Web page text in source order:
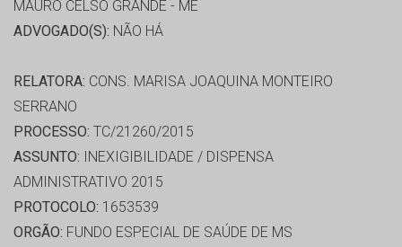
MAURO CELSO GRANDE - ME
ADVOGADO(S): NÃO HÁ
RELATORA: CONS. MARISA JOAQUINA MONTEIRO
SERRANO
PROCESSO: TC/21260/2015
ASSUNTO: INEXIGIBILIDADE / DISPENSA
ADMINISTRATIVO 2015
PROTOCOLO: 1653539
ORGÃO: FUNDO ESPECIAL DE SAÚDE DE MS